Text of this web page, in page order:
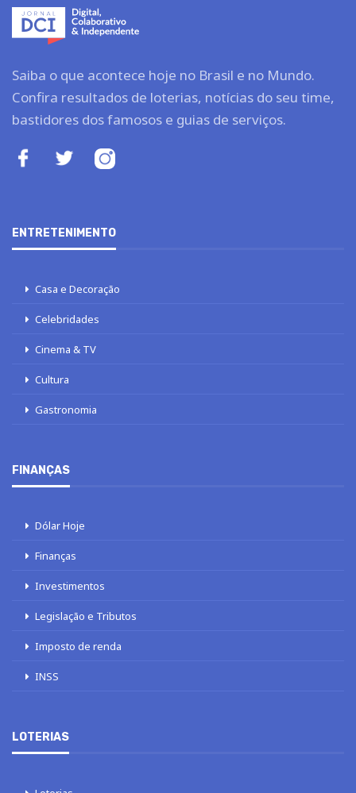
Saiba o que acontece hoje no Brasil e no Mundo.
Confira resultados de loterias, notícias do seu time,
bastidores dos famosos e guias de serviços.
ENTRETENIMENTO
Casa e Decoração
Celebridades
Cinema & TV
Cultura
Gastronomia
FINANÇAS
Dólar Hoje
Finanças
Investimentos
Legislação e Tributos
Imposto de renda
INSS
LOTERIAS